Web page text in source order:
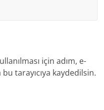
için adım, e-
tarayıcıya kaydedilsin.